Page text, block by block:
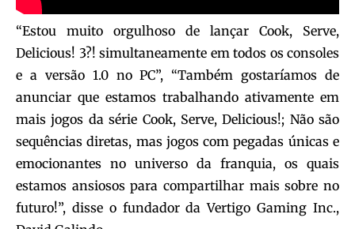
“Estou muito orgulhoso de lançar Cook, Serve,
Delicious! 3?! simultaneamente em todos os consoles
e a versão 1.0 no PC”, “Também gostaríamos de
anunciar que estamos trabalhando ativamente em
mais jogos da série Cook, Serve, Delicious!; Não são
sequências diretas, mas jogos com pegadas únicas e
emocionantes no universo da franquia, os quais
estamos ansiosos para compartilhar mais sobre no
futuro!”, disse o fundador da Vertigo Gaming Inc.,